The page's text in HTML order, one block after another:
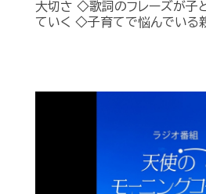
大切さ ◇歌詞のフレーズが子ど
ていく ◇子育てで悩んでいる